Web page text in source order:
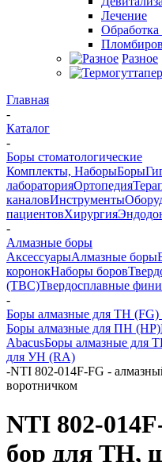
Лечение
Обработка
Разное
Главная
-
Каталог
-
Боры стоматологические
Комплекты, НаборыБоры
лабораторияОртопедия
каналовИнструменты
пациентовХирургия
-
Алмазные боры
АксессуарыАлмазные боры
коронокНаборы боров
(ТВС)Твердосплавные
-
Боры алмазные для ТН
Боры алмазные для ПН (HP)
AbacusБоры алмазные для
для УН (RA)
-NTI 802-014F-FG -
воротничком
NTI 802-
бор для ТН,